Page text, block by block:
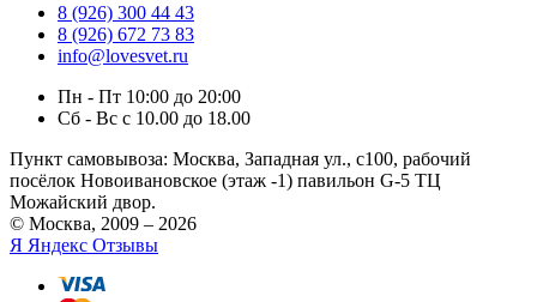
8 (926) 300 44 43
8 (926) 672 73 83
info@lovesvet.ru
Пн - Пт 10:00 до 20:00
Сб - Вс с 10.00 до 18.00
Пункт самовывоза: Москва, Западная ул., с100, рабочий
посёлок Новоивановское (этаж -1) павильон G-5 ТЦ
Можайский двор.
© Москва, 2009 – 2026
Я Яндекс Отзывы